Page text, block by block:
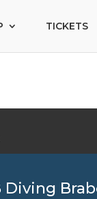
TICKETS
Diving